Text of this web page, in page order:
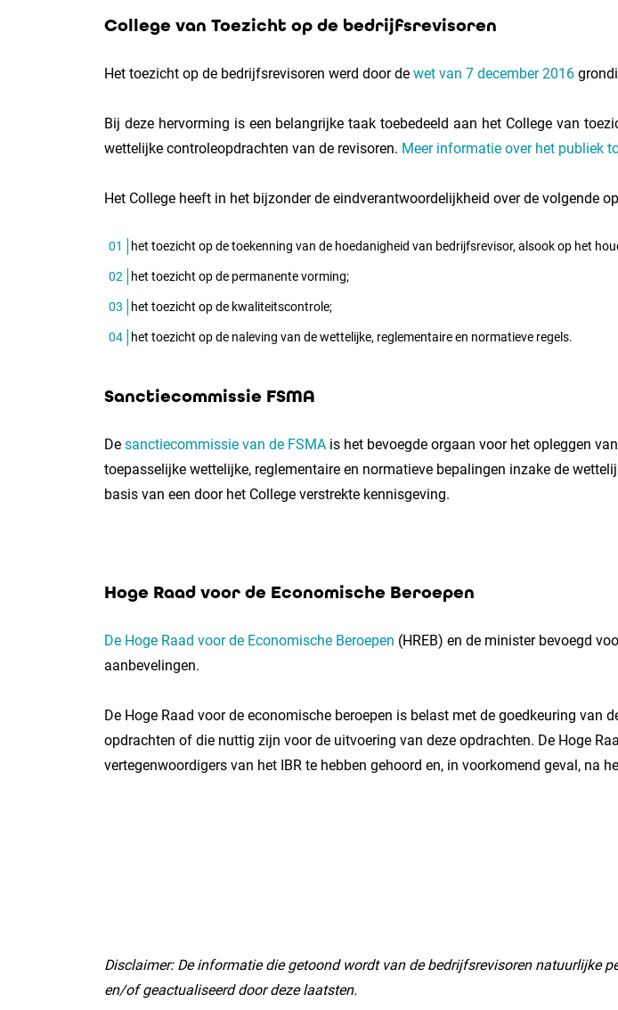
College van Toezicht op de bedrijfsrevisoren
Het toezicht op de bedrijfsrevisoren werd door de wet van 7 december 2016
Bij deze hervorming is een belangrijke taak toebedeeld aan het College van
wettelijke controleopdrachten van de revisoren. Meer informatie over het publiek
Het College heeft in het bijzonder de eindverantwoordelijkheid over de volgende
het toezicht op de toekenning van de hoedanigheid van bedrijfsrevisor, alsook op het
het toezicht op de permanente vorming;
het toezicht op de kwaliteitscontrole;
het toezicht op de naleving van de wettelijke, reglementaire en normatieve regels.
Sanctiecommissie FSMA
De sanctiecommissie van de FSMA is het bevoegde orgaan voor het opleggen
toepasselijke wettelijke, reglementaire en normatieve bepalingen inzake de
basis van een door het College verstrekte kennisgeving.
Hoge Raad voor de Economische Beroepen
De Hoge Raad voor de Economische Beroepen (HREB) en de minister bevoegd
aanbevelingen.
De Hoge Raad voor de economische beroepen is belast met de goedkeuring
opdrachten of die nuttig zijn voor de uitvoering van deze opdrachten. De Hoge
vertegenwoordigers van het IBR te hebben gehoord en, in voorkomend geval, na
Disclaimer: De informatie die getoond wordt van de bedrijfsrevisoren natuurlijke
en/of geactualiseerd door deze laatsten.